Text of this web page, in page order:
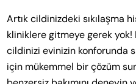
Artık cildinizdeki sıkılaşma
kliniklere gitmeye gerek yok!
cildinizi evinizin konforunda
için mükemmel bir çözüm